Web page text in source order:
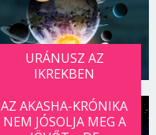
URÁNUSZ AZ
IKREKBEN
AZ AKASHA-KRÓNIKA
NEM JÓSOLJA MEG A